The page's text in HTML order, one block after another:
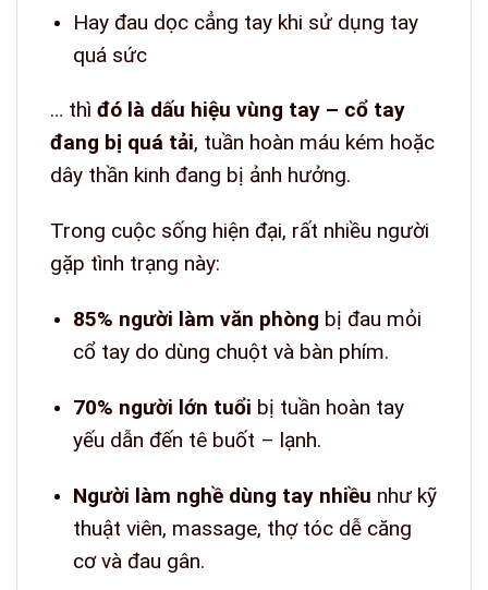
Hay đau dọc cẳng tay khi sử dụng tay
quá sức
… thì đó là dấu hiệu vùng tay – cổ tay
đang bị quá tải, tuần hoàn máu kém hoặc
dây thần kinh đang bị ảnh hưởng.
Trong cuộc sống hiện đại, rất nhiều người
gặp tình trạng này:
85% người làm văn phòng bị đau mỏi
cổ tay do dùng chuột và bàn phím.
70% người lớn tuổi bị tuần hoàn tay
yếu dẫn đến tê buốt – lạnh.
Người làm nghề dùng tay nhiều như kỹ
thuật viên, massage, thợ tóc dễ căng
cơ và đau gân.